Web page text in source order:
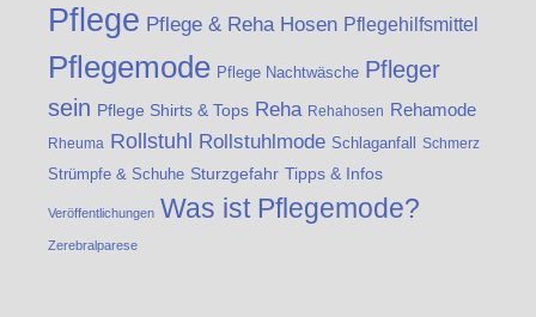
Pflege Pflege & Reha Hosen Pflegehilfsmittel
Pflegemode Pflege Nachtwäsche Pfleger
sein Pflege Shirts & Tops Reha Rehahosen Rehamode
Rheuma Rollstuhl Rollstuhlmode Schlaganfall Schmerz
Strümpfe & Schuhe Sturzgefahr Tipps & Infos
Veröffentlichungen Was ist Pflegemode?
Zerebralparese